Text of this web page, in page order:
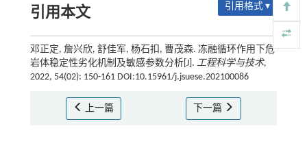
引用本文 引用格式 ▾
邓正定, 詹兴欣, 舒佳军, 杨石扣, 曹茂森. 冻融循环作用下危
岩体稳定性劣化机制及敏感参数分析[J]. 工程科学与技术,
2022, 54(02): 150-161 DOI:10.15961/j.jsuese.202100086
上一篇 下一篇